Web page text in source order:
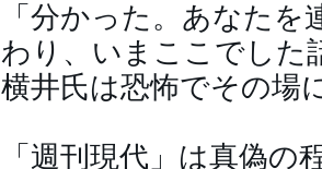
「分かった。あなた
わり、いまここでした
横井氏は恐怖でその場
「週刊現代」は真偽の